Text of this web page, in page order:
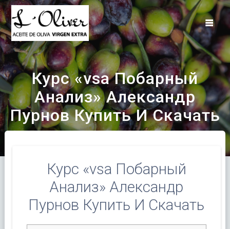
Saltar
al
contenido
Курс «vsa Побарный
Анализ» Александр
Пурнов Купить И Скачать
Курс «vsa Побарный
Анализ» Александр
Пурнов Купить И Скачать